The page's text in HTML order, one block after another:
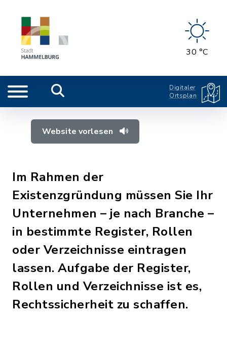
30 °C
Digitaler
Ortsplan
Website vorlesen
Im Rahmen der
Existenzgründung müssen Sie Ihr
Unternehmen – je nach Branche –
in bestimmte Register, Rollen
oder Verzeichnisse eintragen
lassen. Aufgabe der Register,
Rollen und Verzeichnisse ist es,
Rechtssicherheit zu schaffen.